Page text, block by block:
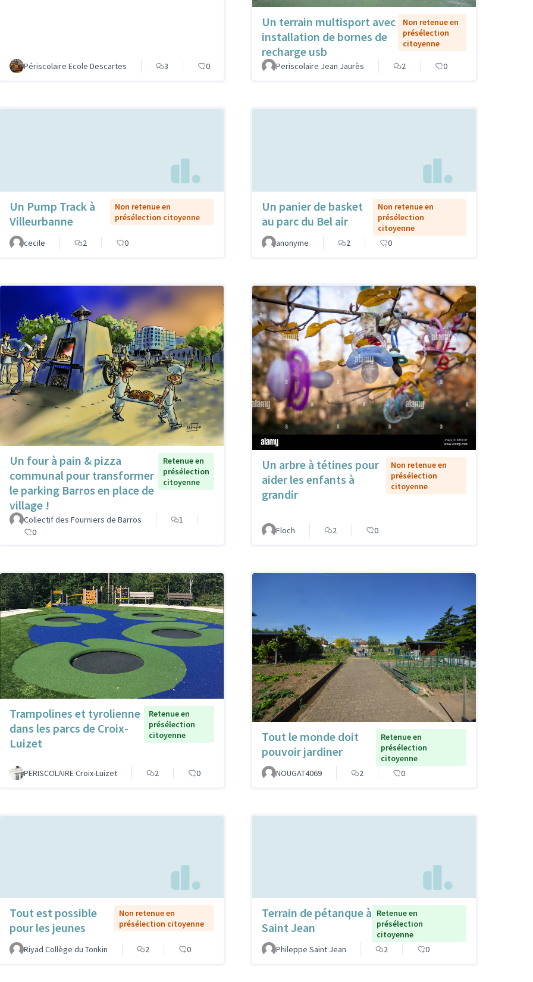
Périscolaire Ecole Descartes 3 0
Un terrain multisport avec
installation de bornes de
recharge usb
Non retenue en
présélection
citoyenne
Periscolaire Jean Jaurès 2 0
Un Pump Track à
Villeurbanne
Non retenue en
présélection citoyenne
cecile 2 0
Un panier de basket
au parc du Bel air
Non retenue en
présélection
citoyenne
anonyme
2 0
Un four à pain & pizza
communal pour transformer
le parking Barros en place de
village !
Retenue en
présélection
citoyenne
Collectif des Fourniers de Barros
1
0
Un arbre à tétines pour
aider les enfants à
grandir
Non retenue en
présélection
citoyenne
Floch 2 0
Trampolines et tyrolienne
dans les parcs de Croix-
Luizet
Retenue en
présélection
citoyenne
PERISCOLAIRE Croix-Luizet 2 0
Tout le monde doit
pouvoir jardiner
Retenue en
présélection
citoyenne
NOUGAT4069
2 0
Tout est possible
pour les jeunes
Non retenue en
présélection citoyenne
Riyad Collège du Tonkin 2 0
Terrain de pétanque à
Saint Jean
Retenue en
présélection
citoyenne
Phileppe Saint Jean
2 0